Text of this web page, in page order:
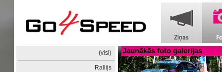
(visi)
Rallijs
Jaunākās foto galerijas